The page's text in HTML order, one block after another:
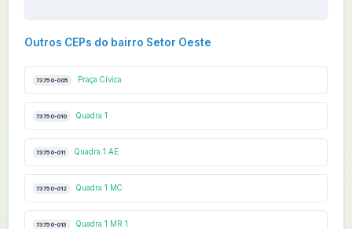
Outros CEPs do bairro Setor Oeste
73750-005 Praça Cívica
73750-010 Quadra 1
73750-011 Quadra 1 AE
73750-012 Quadra 1 MC
73750-013 Quadra 1 MR 1